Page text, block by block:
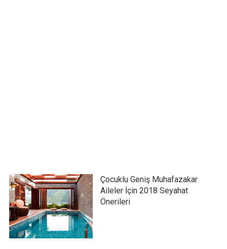
Çocuklu Geniş Muhafazakar
Aileler İçin 2018 Seyahat
Önerileri